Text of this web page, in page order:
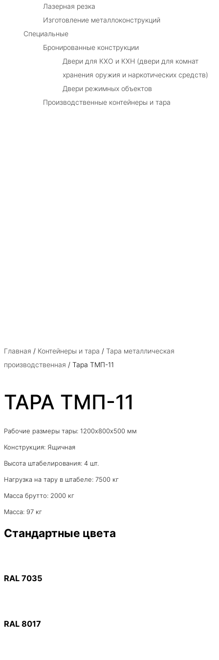
Лазерная резка
Изготовление металлоконструкций
Специальные
Бронированные конструкции
Двери для КХО и КХН (двери для комнат
хранения оружия и наркотических средств)
Двери режимных объектов
Производственные контейнеры и тара
Главная / Контейнеры и тара / Тара металлическая
производственная / Тара ТМП-11
ТАРА ТМП-11
Рабочие размеры тары: 1200х800х500 мм
Конструкция: Ящичная
Высота штабелирования: 4 шт.
Нагрузка на тару в штабеле: 7500 кг
Масса брутто: 2000 кг
Масса: 97 кг
Стандартные цвета
RAL 7035
RAL 8017